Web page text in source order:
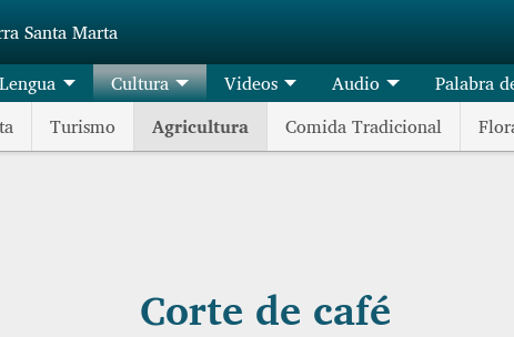
Santa Marta
Lengua
Cultura
Turismo Agricultura Comida Tradicional
Videos Audio Palabra
Corte de café